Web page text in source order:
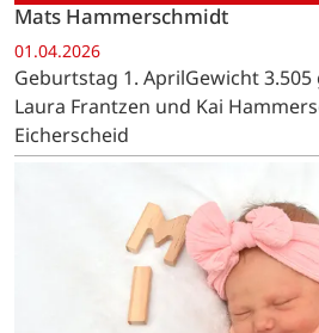
Mats Hammerschmidt
01.04.2026
Geburtstag 1. AprilGewicht
Laura Frantzen und Kai
Eicherscheid